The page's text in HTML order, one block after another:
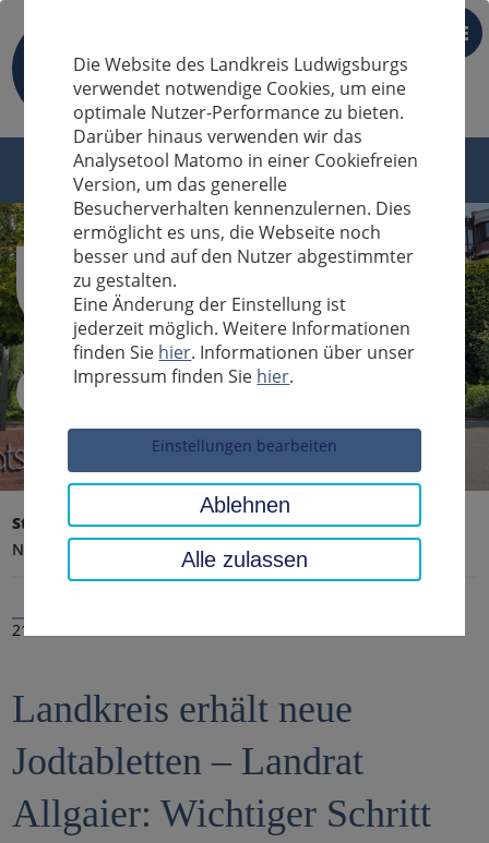
DE
Sucheingabe
Startseite Landratsamt, Landkreis
Aktuelles
Nachrichten
21.08.2020
Landkreis erhält neue
Jodtabletten – Landrat
Allgaier: Wichtiger Schritt
Die Website des Landkreis Ludwigsburgs
verwendet notwendige Cookies, um eine
optimale Nutzer-Performance zu bieten.
Darüber hinaus verwenden wir das
Analysetool Matomo in einer Cookiefreien
Version, um das generelle
Besucherverhalten kennenzulernen. Dies
ermöglicht es uns, die Webseite noch
besser und auf den Nutzer abgestimmter
zu gestalten.
Eine Änderung der Einstellung ist
jederzeit möglich. Weitere Informationen
finden Sie hier. Informationen über unser
Impressum finden Sie hier.
Einstellungen bearbeiten
Ablehnen
Alle zulassen